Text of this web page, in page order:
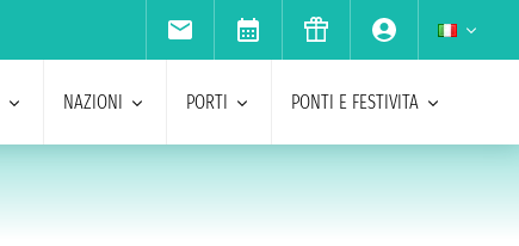
NAZIONI PORTI PONTI E FESTIVITA